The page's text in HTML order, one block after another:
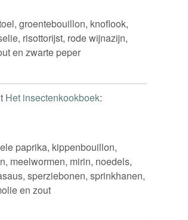
groentebouillon, knoflook,
risottorijst, rode wijnazijn,
en zwarte peper
Het insectenkookboek:
paprika, kippenbouillon,
meelwormen, mirin, noedels,
sperziebonen, sprinkhanen,
en zout